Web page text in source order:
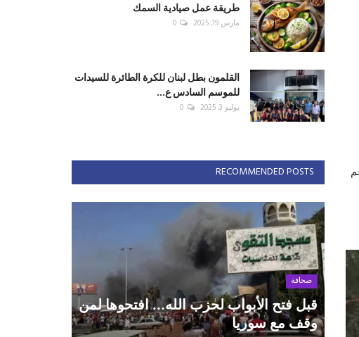
طريقة عمل صيادية السمك
مارس 19, 2025 0
القلمون بطل لبنان للكرة الطائرة للسيدات
للموسم السادس ع...
يوليو 3, 2025 0
RECOMMENDED POSTS
صحافة
قبل فتح الأبواب لحزب الله... افتحوها لمن
وقف مع سوريا